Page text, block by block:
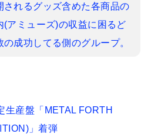
されるグッズ含めた各商品の
アミューズ)の収益に困るど
成功してる側のグループ。
生産盤「METAL FORTH
」着弾